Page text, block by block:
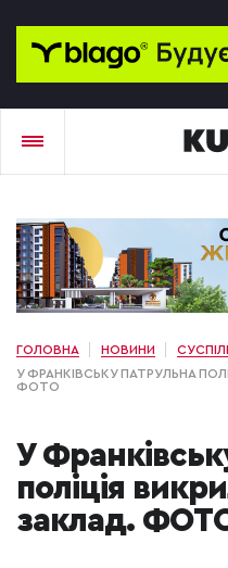
ГОЛОВНА НОВИНИ
У ФРАНКІВСЬКУ ПАТРУЛЬНА
ФОТО
У
поліція
заклад.